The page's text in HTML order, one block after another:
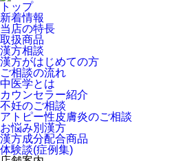
トップ
新着情報
当店の特長
取扱商品
漢方相談
漢方がはじめての方
ご相談の流れ
中医学とは
カウンセラー紹介
不妊のご相談
アトピー性皮膚炎のご相談
お悩み別漢方
漢方成分配合商品
体験談(症例集)